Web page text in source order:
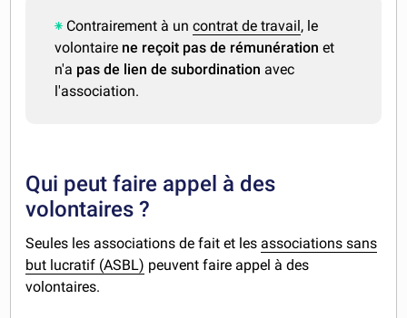
Contrairement à uncontrat de travail , le
volontaire ne reçoit pas de rémunération et
n'a pas de lien de subordination avec
l'association.
Qui peut faire appel à des
volontaires ?
Seules les associations de fait et les associations sans
but lucratif (ASBL) peuvent faire appel à des
volontaires.